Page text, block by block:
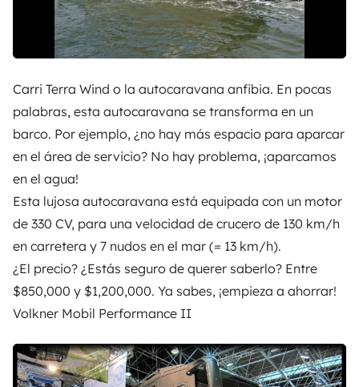
Carri Terra Wind o la autocaravana anfibia. En pocas
palabras, esta autocaravana se transforma en un
barco. Por ejemplo, ¿no hay más espacio para aparcar
en el área de servicio? No hay problema, ¡aparcamos
en el agua!
Esta lujosa autocaravana está equipada con un motor
de 330 CV, para una velocidad de crucero de 130 km/h
en carretera y 7 nudos en el mar (= 13 km/h).
¿El precio? ¿Estás seguro de querer saberlo? Entre
$850,000 y $1,200,000. Ya sabes, ¡empieza a ahorrar!
Volkner Mobil Performance II